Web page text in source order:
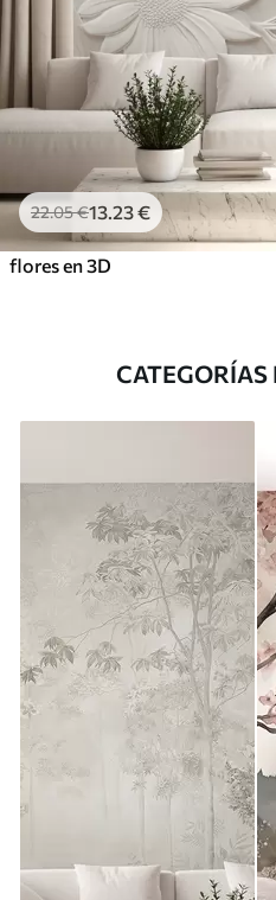
22.05€13 .23€
flores en 3D
CATEGORÍAS